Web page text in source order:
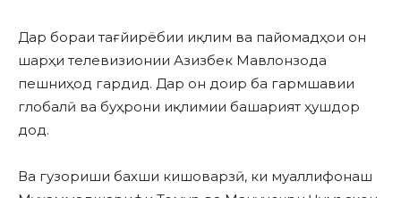
Дар бораи тағйирёбии иқлим ва пайомадҳои он
шарҳи телевизионии Азизбек Мавлонзода
пешниҳод гардид. Дар он доир ба гармшавии
глобалӣ ва буҳрони иқлимии башарият ҳушдор
дод.
Ва гузориши бахши кишоварзӣ, ки муаллифонаш